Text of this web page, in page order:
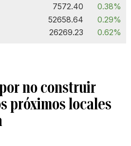
7572.40
0.38%
52658.64
0.29%
26269.23 0.62%
no construir
próximos locales